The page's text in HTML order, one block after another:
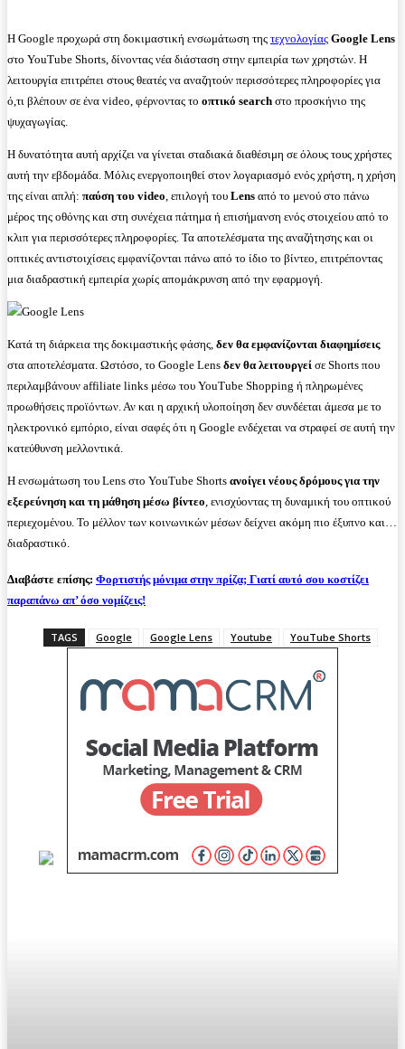
Η Google προχωρά στη δοκιμαστική ενσωμάτωση της τεχνολογίας Google Lens
στο YouTube Shorts, δίνοντας νέα διάσταση στην εμπειρία των χρηστών. Η
λειτουργία επιτρέπει στους θεατές να αναζητούν περισσότερες πληροφορίες για
ό,τι βλέπουν σε ένα video, φέρνοντας το οπτικό search στο προσκήνιο της
ψυχαγωγίας.
Η δυνατότητα αυτή αρχίζει να γίνεται σταδιακά διαθέσιμη σε όλους τους χρήστες
αυτή την εβδομάδα. Μόλις ενεργοποιηθεί στον λογαριασμό ενός χρήστη, η χρήση
της είναι απλή: παύση του video , επιλογή του Lens από το μενού στο πάνω
μέρος της οθόνης και στη συνέχεια πάτημα ή επισήμανση ενός στοιχείου από το
κλιπ για περισσότερες πληροφορίες. Τα αποτελέσματα της αναζήτησης και οι
οπτικές αντιστοιχίσεις εμφανίζονται πάνω από το ίδιο το βίντεο, επιτρέποντας
μια διαδραστική εμπειρία χωρίς απομάκρυνση από την εφαρμογή.
Κατά τη διάρκεια της δοκιμαστικής φάσης, δεν θα εμφανίζονται διαφημίσεις
στα αποτελέσματα. Ωστόσο, το Google Lens δεν θα λειτουργεί σε Shorts που
περιλαμβάνουν affiliate links μέσω του YouTube Shopping ή πληρωμένες
προωθήσεις προϊόντων. Αν και η αρχική υλοποίηση δεν συνδέεται άμεσα με το
ηλεκτρονικό εμπόριο, είναι σαφές ότι η Google ενδέχεται να στραφεί σε αυτή την
κατεύθυνση μελλοντικά.
Η ενσωμάτωση του Lens στο YouTube Shorts ανοίγει νέους δρόμους για την
εξερεύνηση και τη μάθηση μέσω βίντεο , ενισχύοντας τη δυναμική του οπτικού
περιεχομένου. Το μέλλον των κοινωνικών μέσων δείχνει ακόμη πιο έξυπνο και…
διαδραστικό.
Διαβάστε επίσης: Φορτιστής μόνιμα στην πρίζα; Γιατί αυτό σου κοστίζει
παραπάνω απ’ όσο νομίζεις!
TAGS Google Google Lens Youtube YouTube Shorts